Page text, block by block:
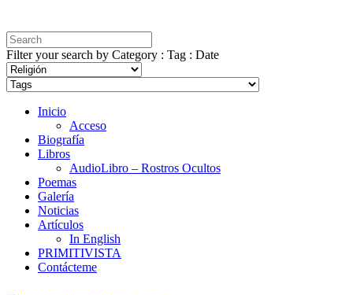
Filter your search by Category : Tag : Date
Inicio
Acceso
Biografía
Libros
AudioLibro – Rostros Ocultos
Poemas
Galería
Noticias
Artículos
In English
PRIMITIVISTA
Contácteme